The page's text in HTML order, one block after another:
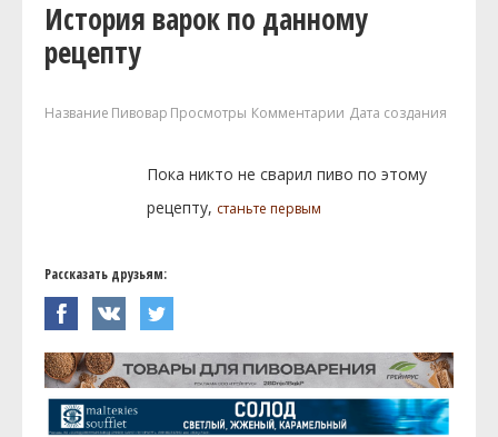
История варок по данному
рецепту
Название Пивовар Просмотры Комментарии Дата создания
Пока никто не сварил пиво по этому
рецепту, станьте первым
Рассказать друзьям: